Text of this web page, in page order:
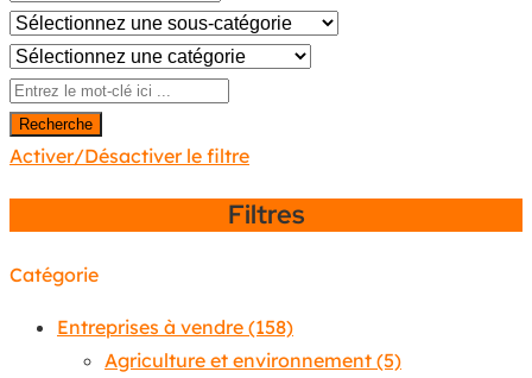
Recherche
Activer/Désactiver le filtre
Filtres
Catégorie
Entreprises à vendre (158)
Agriculture et environnement (5)